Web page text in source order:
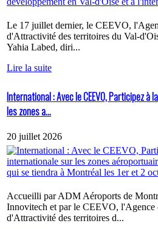
Le 17 juillet dernier, le CEEVO,
d'Attractivité des territoires du Val-
Yahia Labed, diri...
Lire la suite
International : Avec le CEEVO, Participez
les zones a...
20 juillet 2026
Accueilli par ADM Aéroports de
Innovitech et par le CEEVO, l'Agence
d'Attractivité des territoires d...